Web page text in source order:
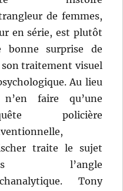
de femmes,
en série, est plutôt
bonne surprise de
son traitement visuel
Au lieu
faire qu’une
policière
traite le sujet
l’angle
Tony